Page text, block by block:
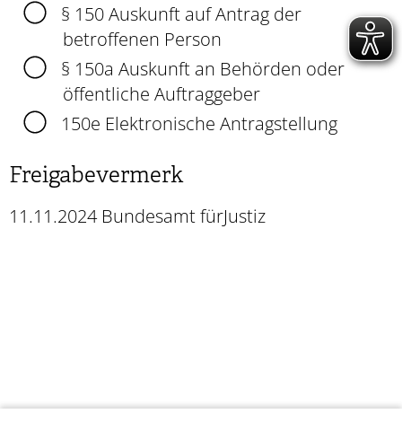
§ 150 Auskunft auf Antrag der
betroffenen Person
§ 150a Auskunft an Behörden oder
öffentliche Auftraggeber
150e Elektronische Antragstellung
Freigabevermerk
11.11.2024 Bundesamt fürJustiz